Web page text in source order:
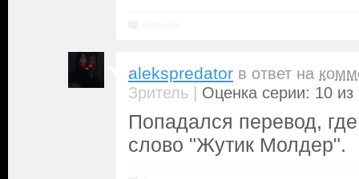
alekspredator в ответ на
Зритель | Оценка серии: 10 из
Попадался перевод,
слово "Жутик Молдер".